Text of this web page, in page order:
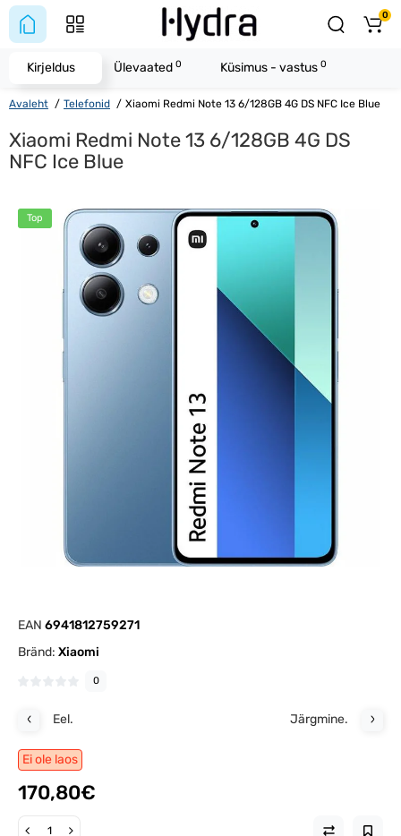
0
Avaleht Telefonid Xiaomi Redmi Note 13 6/128GB 4G DS NFC Ice Blue
Xiaomi Redmi Note 13 6/128GB 4G DS
NFC Ice Blue
Top
EAN 6941812759271
Bränd: Xiaomi
0
Eel. Järgmine.
Ei ole laos
170,80€
Kirjeldus Ülevaated 0 Küsimus - vastus 0